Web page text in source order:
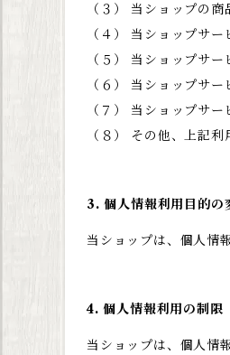
（３） 当ショップの
（４） 当ショップサ
（５） 当ショップサ
（６） 当ショップサ
（７） 当ショップサ
（８） その他、上記
3. 個人情報利用目的の
当ショップは、個人情
4. 個人情報利用の制限
当ショップは、個人情